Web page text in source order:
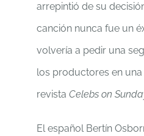
arrepintió de su
canción nunca fue un
volvería a pedir una
los productores en
revista Celebs on
El español Bertín